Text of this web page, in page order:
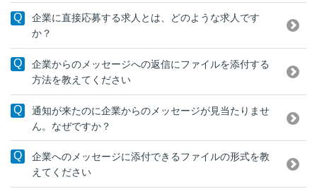
企業に直接応募する求人とは、どのような求人です
か？
企業からのメッセージへの返信にファイルを添付する
方法を教えてください
通知が来たのに企業からのメッセージが見当たりませ
ん。なぜですか？
企業へのメッセージに添付できるファイルの形式を教
えてください